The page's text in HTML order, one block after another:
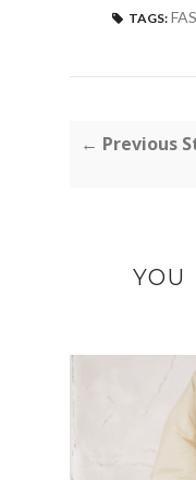
TAGS:
← Previous
YOU